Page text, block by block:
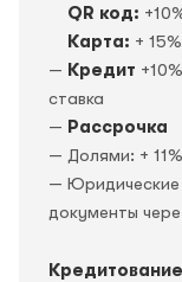
QR код:
Карта: + 15%
— Кредит
ставка
— Рассрочка
— Долями: + 11%
—
документы